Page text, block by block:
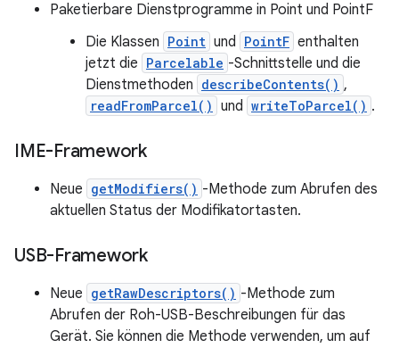
Paketierbare Dienstprogramme in Point und PointF
Die Klassen Point und PointF enthalten
jetzt die Parcelable -Schnittstelle und die
Dienstmethoden describeContents() ,
readFromParcel() und writeToParcel() .
IME-Framework
Neue getModifiers() -Methode zum Abrufen des
aktuellen Status der Modifikatortasten.
USB-Framework
Neue getRawDescriptors() -Methode zum
Abrufen der Roh-USB-Beschreibungen für das
Gerät. Sie können die Methode verwenden, um auf